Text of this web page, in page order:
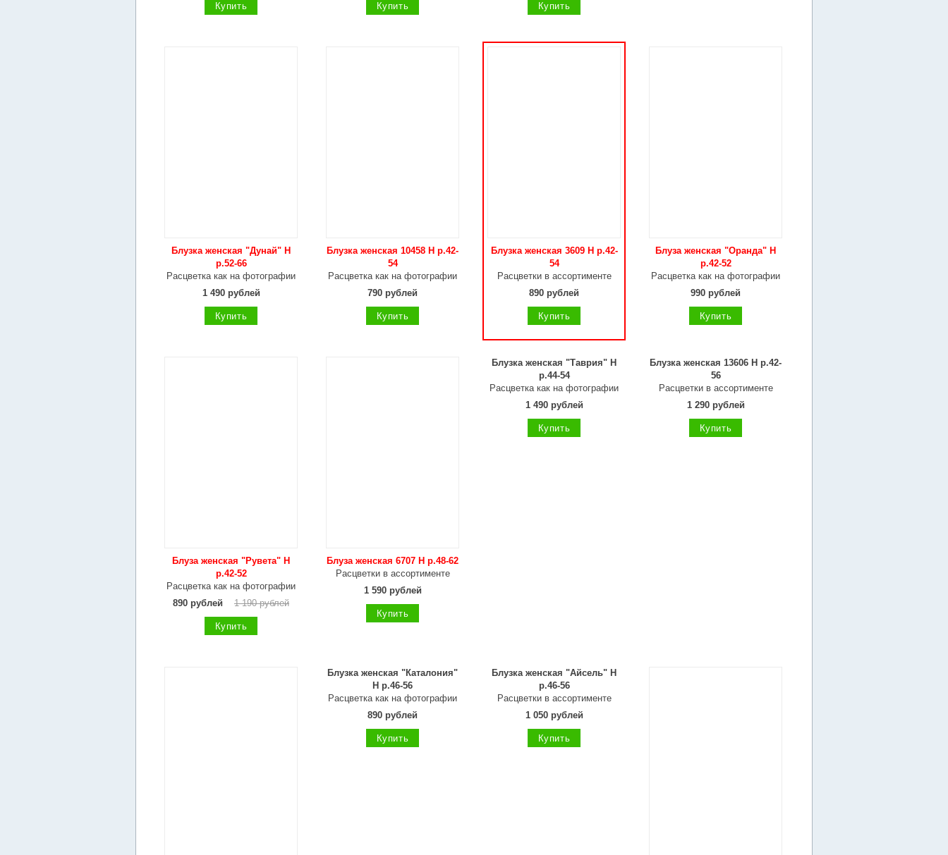
Купить Купить Купить
Блузка женская "Дунай" Н
р.52-66
Расцветка как на фотографии
1 490 рублей
Купить
Блузка женская 10458 Н р.42-
54
Расцветка как на фотографии
790 рублей
Купить
Блузка женская 3609 Н р.42-
54
Расцветки в ассортименте
890 рублей
Купить
Блуза женская "Оранда" Н
р.42-52
Расцветка как на фотографии
990 рублей
Купить
Блуза женская "Рувета" Н
р.42-52
Расцветка как на фотографии
890 рублей
1 190 рублей
Купить
Блуза женская 6707 Н р.48-62
Расцветки в ассортименте
1 590 рублей
Купить
Блузка женская "Таврия" Н
р.44-54
Расцветка как на фотографии
1 490 рублей
Купить
Блузка женская 13606 Н р.42-
56
Расцветки в ассортименте
1 290 рублей
Купить
Блузка женская "Каталония"
Н р.46-56
Расцветка как на фотографии
890 рублей
Купить
Блузка женская "Айсель" Н
р.46-56
Расцветки в ассортименте
1 050 рублей
Купить